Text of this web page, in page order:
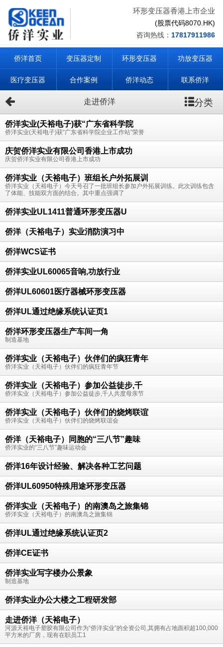
环形变压器香港上市企业
(股票代码8070.HK)
咨询热线：17817911986
侨洋首页 变压器定制 环形变压器 功放变压器
医疗变压器 合作案例 侨洋动态 联系侨洋
分类
走进侨洋
侨洋实业(天裕电子)获“广东省科学院
侨洋实业(天裕电子)获“广东省科学院企业工作站”荣誉
庆贺侨洋实业有限公司香港上市成功
庆贺侨洋实业有限公司香港上市成功
侨洋实业（天裕电子）班组长户外拓展训
侨洋实业（天裕电子）今天号召了一批班组长参加户外拓展训练。此次训练包含
了体能、技能双方面的结合。其中重点强调了
侨洋实业UL1411普通环形变压器U
侨洋（天裕电子）实业消防演习中
侨洋WCS证书
侨洋实业UL60065音响,功放行业
侨洋UL60601医疗器械环形变压器
侨洋UL通过绝缘系统认证页1
侨洋环形变压器生产车间一角
制造基地
侨洋实业（天裕电子）伙伴们的疯狂青年
侨洋实业（天裕电子）伙伴们的疯狂青年节
侨洋实业（天裕电子）参加公益徒步,千
侨洋实业（天裕电子）参加公益徒步,千人共度母亲节
侨洋实业（天裕电子）伙伴们的烧烤联谊
侨洋实业（天裕电子）伙伴们的烧烤联谊会
侨洋（天裕电子）同胞的“三八节”趣味
侨洋实业的“三八节”趣味运动会
侨洋16年设计经验、解决各种工艺问题
侨洋UL60950特殊用途环形变压器
侨洋实业（天裕电子）的南澳岛之旅集锦
侨洋实业（天裕电子）的南澳岛之旅集锦
侨洋UL通过绝缘系统认证页2
侨洋CE证书
侨洋实业写字楼办公景象
制造基地
侨洋实业办公大楼之工程研发部
走进侨洋（天裕电子）
河源天裕电子塑胶有限公司作为“侨洋实业”的全资公司,其拥有占地面积超100,000
平方米的厂房，现有在职员工1